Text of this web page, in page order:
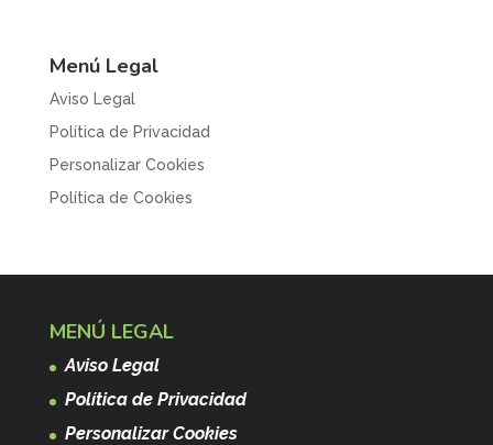
Menú Legal
Aviso Legal
Política de Privacidad
Personalizar Cookies
Política de Cookies
MENÚ LEGAL
Aviso Legal
Política de Privacidad
Personalizar Cookies